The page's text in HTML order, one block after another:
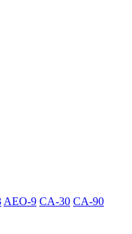
AEO-9 CA-30 CA-90